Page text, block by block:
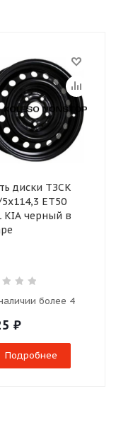
диски ТЗСК
ET50
KIA черный в
более 4
₽
Подробнее